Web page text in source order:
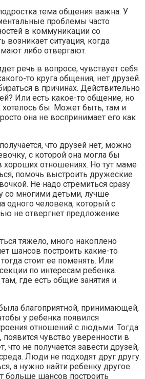
тема общения важна. У
проблемы часто
в коммуникации со
возникает ситуация, когда
либо отвергают.
речь в вопросе, чувствует себя
то круга общения, нет друзей.
в причинах. Действительно
Или есть какое-то общение, но
хотелось бы. Может быть, там и
она не воспринимает его как
что друзей нет, можно
с которой она могла бы
хороших отношениях. Но тут маме
помочь выстроить дружеские
Не надо стремиться сразу
со многими детьми, лучше
одного человека, который с
не отвергнет предложение
тяжело, много накоплено
шансов построить какие-то
стоит ее поменять. Или
по интересам ребенка.
где есть общие занятия и
благоприятной, принимающей,
у ребенка появился
отношений с людьми. Тогда
чувство уверенности в
что не получается завести друзей,
Люди не подходят друг другу.
а нужно найти ребенку другое
больше шансов построить